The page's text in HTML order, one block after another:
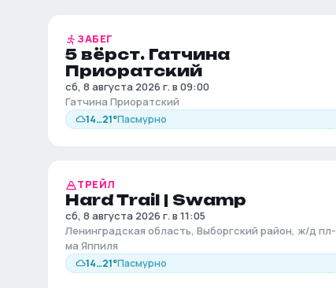
ЗАБЕГ
5 вёрст. Гатчина
Приоратский
сб, 8 августа 2026 г. в 09:00
Гатчина Приоратский
14…21°Пасмурно
ТРЕЙЛ
Hard Trail | Swamp
сб, 8 августа 2026 г. в 11:05
Ленинградская область, Выборгский район, ж/д пл-
ма Яппиля
14…21°Пасмурно